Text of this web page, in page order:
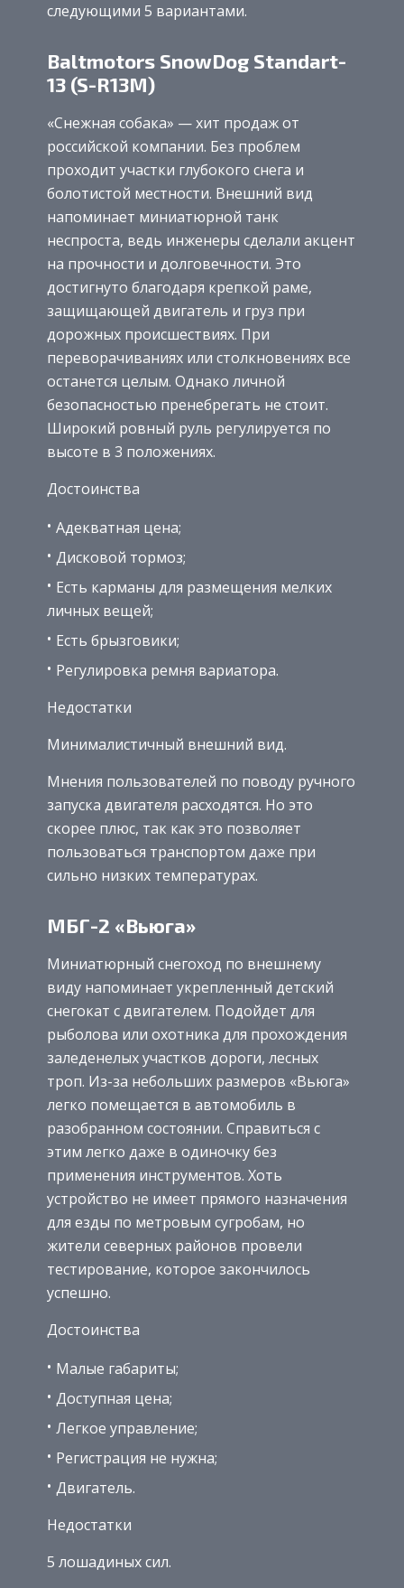
следующими 5 вариантами.
Baltmotors SnowDog Standart-
13 (S-R13M)
«Снежная собака» — хит продаж от
российской компании. Без проблем
проходит участки глубокого снега и
болотистой местности. Внешний вид
напоминает миниатюрной танк
неспроста, ведь инженеры сделали акцент
на прочности и долговечности. Это
достигнуто благодаря крепкой раме,
защищающей двигатель и груз при
дорожных происшествиях. При
переворачиваниях или столкновениях все
останется целым. Однако личной
безопасностью пренебрегать не стоит.
Широкий ровный руль регулируется по
высоте в 3 положениях.
Достоинства
Адекватная цена;
Дисковой тормоз;
Есть карманы для размещения мелких
личных вещей;
Есть брызговики;
Регулировка ремня вариатора.
Недостатки
Минималистичный внешний вид.
Мнения пользователей по поводу ручного
запуска двигателя расходятся. Но это
скорее плюс, так как это позволяет
пользоваться транспортом даже при
сильно низких температурах.
МБГ-2 «Вьюга»
Миниатюрный снегоход по внешнему
виду напоминает укрепленный детский
снегокат с двигателем. Подойдет для
рыболова или охотника для прохождения
заледенелых участков дороги, лесных
троп. Из-за небольших размеров «Вьюга»
легко помещается в автомобиль в
разобранном состоянии. Справиться с
этим легко даже в одиночку без
применения инструментов. Хоть
устройство не имеет прямого назначения
для езды по метровым сугробам, но
жители северных районов провели
тестирование, которое закончилось
успешно.
Достоинства
Малые габариты;
Доступная цена;
Легкое управление;
Регистрация не нужна;
Двигатель.
Недостатки
5 лошадиных сил.